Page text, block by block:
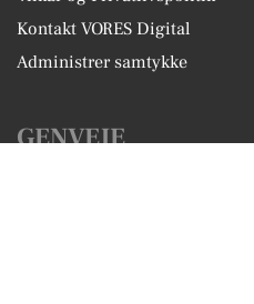
Kontakt VORES Digital
Administrer samtykke
GENVEJE